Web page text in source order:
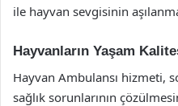
ile hayvan sevgisinin
Hayvanların Yaşam
Hayvan Ambulansı hizmeti,
sağlık sorunlarının